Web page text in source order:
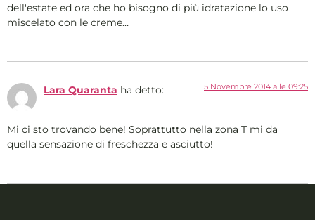
dell'estate ed ora che ho bisogno di più idratazione lo uso
miscelato con le creme…
Lara Quaranta ha detto: 5 Novembre 2014 alle 09:25
Mi ci sto trovando bene! Soprattutto nella zona T mi da
quella sensazione di freschezza e asciutto!